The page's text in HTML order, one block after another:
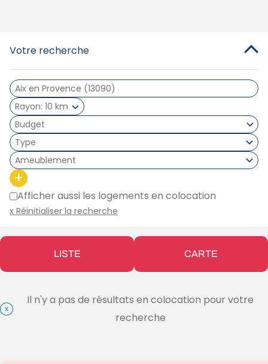
Votre recherche
Rayon 10 km
Type
Ameublement
+
Afficher aussi les logements en colocation
x Réinitialiser la recherche
LISTE CARTE
Il n'y a pas de résultats en colocation pour votre
recherche